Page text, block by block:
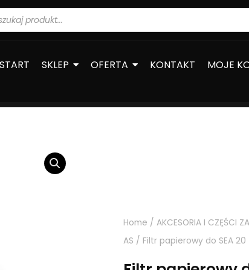
START SKLEP OFERTA KONTAKT MOJE
Home / AKCESORIA I CZĘŚCI
AS / Filtr papierowy do SEA 20